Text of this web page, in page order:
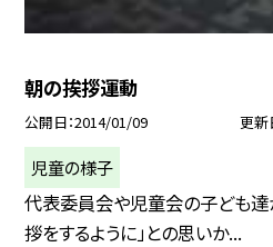
朝の挨拶運動
公開日 2014/01/09 更新
児童の様子
代表委員会や児童会の子ども達
拶をするように」との思いか...